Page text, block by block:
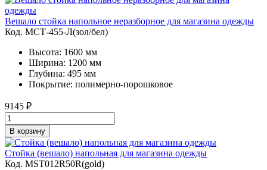
Вешало стойка напольное неразборное для магазина одежды
Код. MСТ-455-Л(зол/бел)
Высота: 1600 мм
Ширина: 1200 мм
Глубина: 495 мм
Покрытие: полимерно-порошковое
9145 ₽
В корзину
Стойка (вешало) напольная для магазина одежды
Код. MST012R50R(gold)